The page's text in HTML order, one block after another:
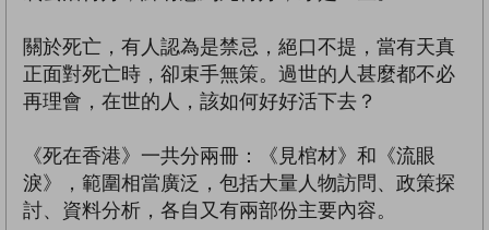
關於死亡，有人認為是禁忌，絕口不提，當有天真
正面對死亡時，卻束手無策。過世的人甚麼都不必
再理會，在世的人，該如何好好活下去？
《死在香港》一共分兩冊：《見棺材》和《流眼
淚》，範圍相當廣泛，包括大量人物訪問、政策探
討、資料分析，各自又有兩部份主要內容。